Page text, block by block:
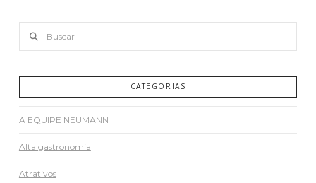
CATEGORIAS
A EQUIPE NEUMANN
Alta gastronomia
Atrativos